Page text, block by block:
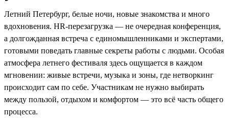
Летний Петербург, белые ночи, новые знакомства и много
вдохновения. HR-перезагрузка — не очередная конференция,
а долгожданная встреча с единомышленниками и экспертами,
готовыми поведать главные секреты работы с людьми. Особая
атмосфера летнего фестиваля здесь ощущается в каждом
мгновении: живые встречи, музыка и зоны, где нетворкинг
происходит сам по себе. Участникам не нужно выбирать
между пользой, отдыхом и комфортом — это всё часть общего
процесса.